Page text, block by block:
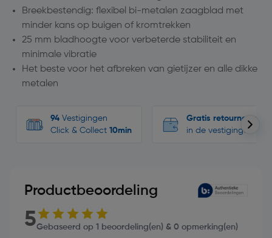
Breekbestendig: flexibel bi-metalen zaagblad met
minder kans op buigen of kromtrekken
25 mm bladhoogte voor verbeterde stabiliteit en
minimale vibratie
Het beste voor het afbreken van gietijzer en alle dikke
metalen
94 Vestigingen
Click & Collect 10min
Gratis retourneren
in de vestigingen
Productbeoordeling
5Gebaseerd op 1 beoordeling(en) & 0 opmerking(en)